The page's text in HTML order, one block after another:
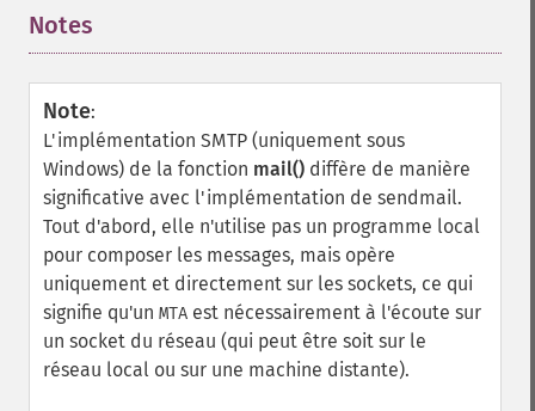
Notes
Note:
L'implémentation SMTP (uniquement sous
Windows) de la fonction mail() diffère de manière
significative avec l'implémentation de sendmail.
Tout d'abord, elle n'utilise pas un programme local
pour composer les messages, mais opère
uniquement et directement sur les sockets, ce qui
signifie qu'un MTA est nécessairement à l'écoute sur
un socket du réseau (qui peut être soit sur le
réseau local ou sur une machine distante).